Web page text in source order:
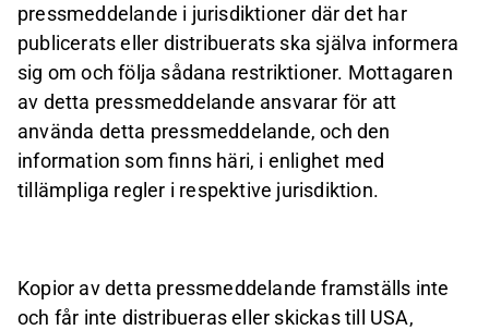
pressmeddelande i jurisdiktioner där det har
publicerats eller distribuerats ska själva informera
sig om och följa sådana restriktioner. Mottagaren
av detta pressmeddelande ansvarar för att
använda detta pressmeddelande, och den
information som finns häri, i enlighet med
tillämpliga regler i respektive jurisdiktion.
Kopior av detta pressmeddelande framställs inte
och får inte distribueras eller skickas till USA,